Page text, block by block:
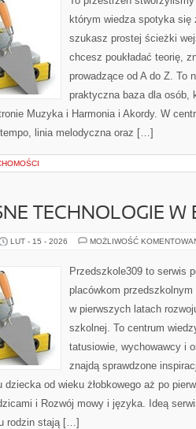
którym wiedza spotyka
szukasz prostej ścieżki
chcesz poukładać teorię,
prowadzące od A do Z. To
praktyczna baza dla osób,
Muzyka i Harmonia i Akordy. W
linia melodyczna oraz […]
TECHNOLOGIE W
LUT - 15 - 2026 MOŻLIWOŚĆ
Przedszkole309 to serwis
placówkom
w pierwszych latach
szkolnej. To centrum
tatusiowie, wychowawcy i
znajdą sprawdzone
dziecka od wieku żłobkowego aż po
i Rozwój mowy i języka. Ideą
rodzin stają […]